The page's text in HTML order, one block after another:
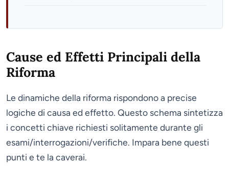
Cause ed Effetti Principali della
Riforma
Le dinamiche della riforma rispondono a precise
logiche di causa ed effetto. Questo schema sintetizza
i concetti chiave richiesti solitamente durante gli
esami/interrogazioni/verifiche. Impara bene questi
punti e te la caverai.